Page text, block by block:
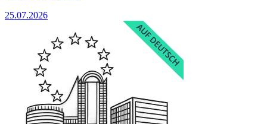
25.07.2026